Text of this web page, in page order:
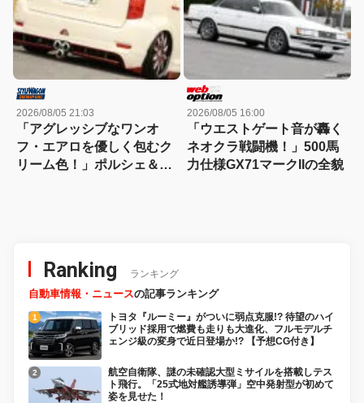
2026/08/05 21:03
「アグレッシブなワンオ
フ・エアロを優しく包むク
リーム色！」ポルシェ＆ダ
2026/08/05 16:00
「ウエストゲート音が轟く
ネオクラ戦闘機！」500馬
力仕様GX71マークIIの全貌
Ranking ランキング
自動車情報・ニュースの記事ランキング
トヨタ『ルーミー』がついに弱点克服!? 待望のハイ
ブリッド採用で燃費も走りも大進化、フルモデルチ
ェンジ級の変身で近日登場か!? 【予想CG付き】
航空自衛隊、謎の未確認大型ミサイルを搭載しテス
ト飛行。「25式地対艦誘導弾」空中発射型が初めて
姿を見せた！